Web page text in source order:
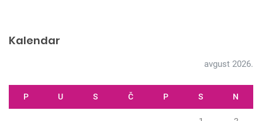
Kalendar
avgust 2026.
P U S Č P S N